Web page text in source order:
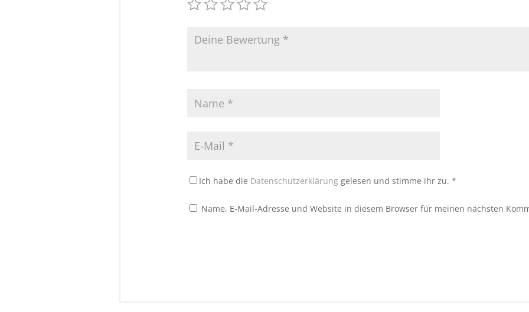
Ich habe die Datenschutzerklärung gelesen und stimme ihr zu. *
Name, E-Mail-Adresse und Website in diesem Browser für meinen nächsten